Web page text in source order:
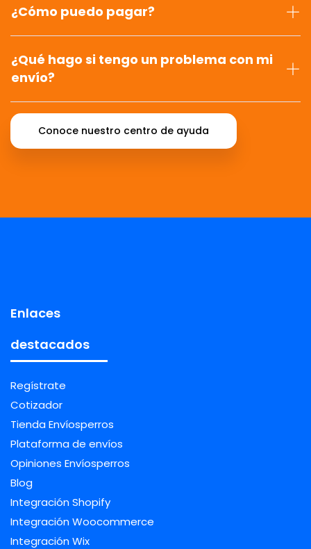
¿Cómo puedo pagar?
¿Qué hago si tengo un problema con mi
envío?
Conoce nuestro centro de ayuda
Enlaces
destacados
Regístrate
Cotizador
Tienda Envíosperros
Plataforma de envíos
Opiniones Envíosperros
Blog
Integración Shopify
Integración Woocommerce
Integración Wix